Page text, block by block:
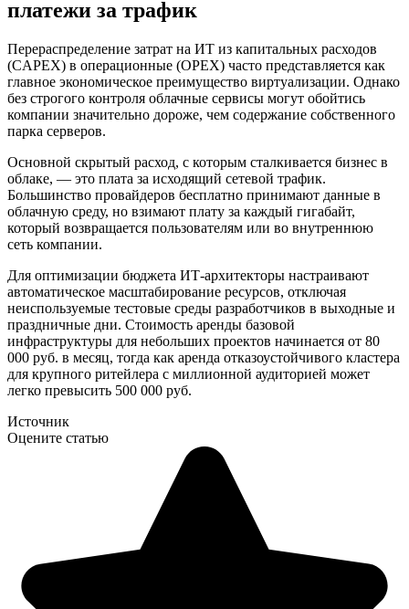
платежи за трафик
Перераспределение затрат на ИТ из капитальных расходов
(CAPEX) в операционные (OPEX) часто представляется как
главное экономическое преимущество виртуализации. Однако
без строгого контроля облачные сервисы могут обойтись
компании значительно дороже, чем содержание собственного
парка серверов.
Основной скрытый расход, с которым сталкивается бизнес в
облаке, — это плата за исходящий сетевой трафик.
Большинство провайдеров бесплатно принимают данные в
облачную среду, но взимают плату за каждый гигабайт,
который возвращается пользователям или во внутреннюю
сеть компании.
Для оптимизации бюджета ИТ-архитекторы настраивают
автоматическое масштабирование ресурсов, отключая
неиспользуемые тестовые среды разработчиков в выходные и
праздничные дни. Стоимость аренды базовой
инфраструктуры для небольших проектов начинается от 80
000 руб. в месяц, тогда как аренда отказоустойчивого кластера
для крупного ритейлера с миллионной аудиторией может
легко превысить 500 000 руб.
Источник
Оцените статью